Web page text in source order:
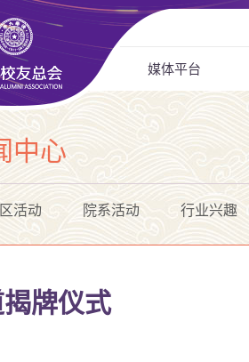
媒体平台
中心
活动 院系活动 行业兴趣
牌仪式